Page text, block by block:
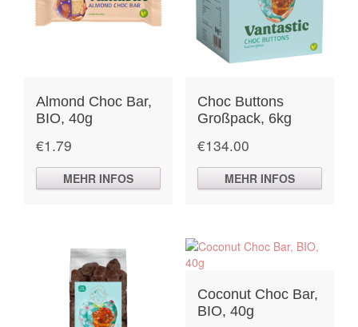
Almond Choc Bar,
BIO, 40g
€1.79
MEHR INFOS
Choc Buttons
Großpack, 6kg
€134.00
MEHR INFOS
Coconut Choc Bar,
BIO, 40g